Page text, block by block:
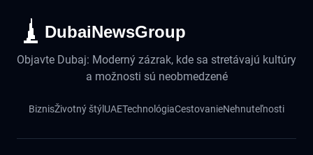
DubaiNewsGroup
Objavte Dubaj: Moderný zázrak, kde sa stretávajú kultúry
a možnosti sú neobmedzené
BiznisŽivotný štýl UAETechnológiaCestovanieNehnuteľnosti